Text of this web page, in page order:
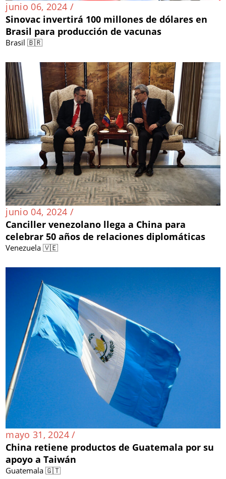
junio 06, 2024 /
Sinovac invertirá 100 millones de dólares en
Brasil para producción de vacunas
Brasil 🇧🇷
junio 04, 2024 /
Canciller venezolano llega a China para
celebrar 50 años de relaciones diplomáticas
Venezuela 🇻🇪
mayo 31, 2024 /
China retiene productos de Guatemala por su
apoyo a Taiwán
Guatemala 🇬🇹